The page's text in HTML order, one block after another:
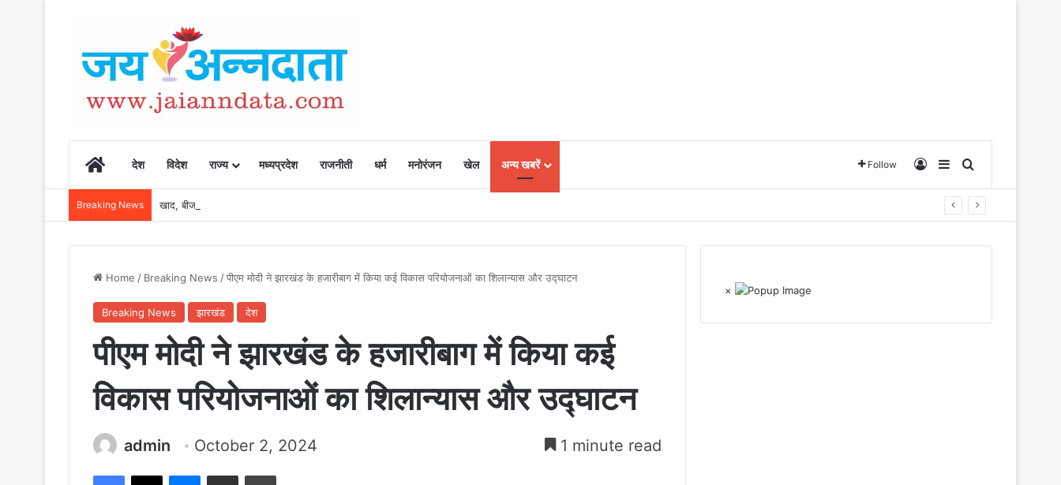
Homeदेश विदेश राज्य मध्यप्रदेश राजनीती धर्म मनोरंजन खेल अन्य खबरें Follow Log InSidebarSearch for
Breaking News खाद, बीज और उर्वरकों की समय पर उपलब्धता से किसानों में उत्साह, नैनो डीएपी और नैनो यूरिया बने किसानों के भरोसेमंद कृषि साथी…..
Home / Breaking News /पीएम मोदी ने झारखंड के हजारीबाग में किया कई विकास परियोजनाओं का शिलान्यास और उद्घाटन
Breaking News झारखंड देश
पीएम मोदी ने झारखंड के हजारीबाग में किया कई
विकास परियोजनाओं का शिलान्यास और उद्घाटन
admin October 2, 2024 1 minute read
Facebook
X Messenger
Share via Email Print
×